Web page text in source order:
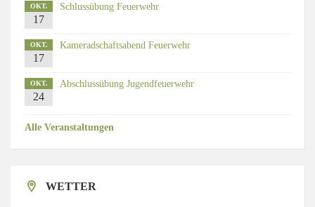
OKT.
17
Schlussübung Feuerwehr
OKT.
17
Kameradschaftsabend Feuerwehr
OKT.
24
Abschlussübung Jugendfeuerwehr
Alle Veranstaltungen
WETTER